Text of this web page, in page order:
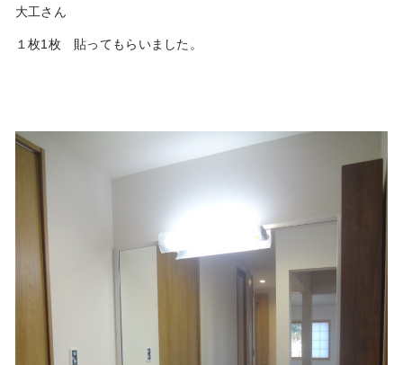
大工さん
１枚1枚 貼ってもらいました。